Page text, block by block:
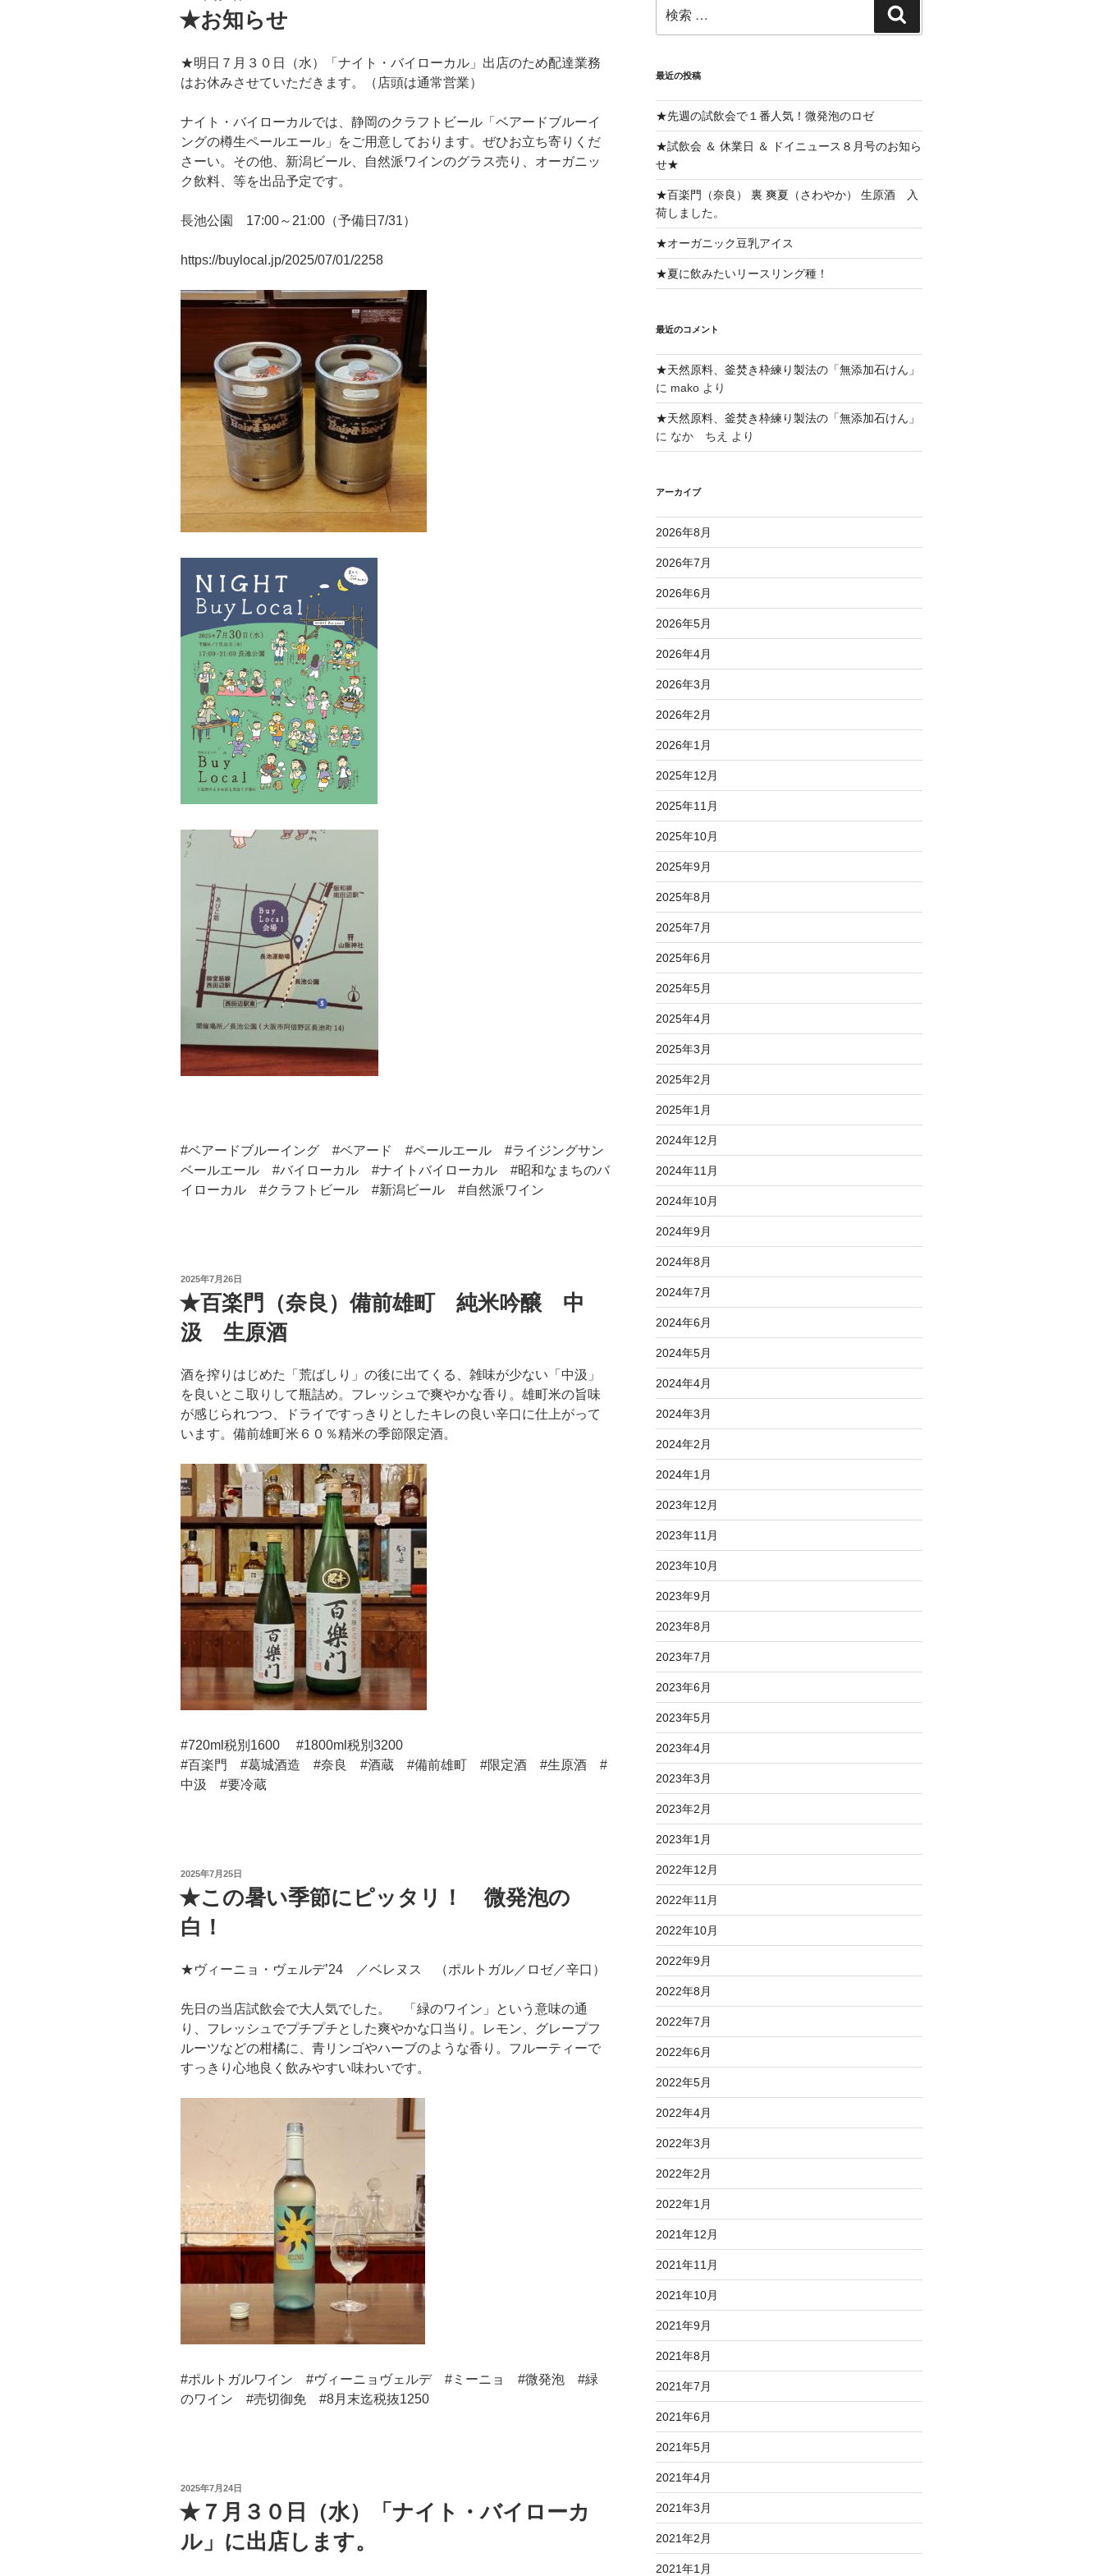
稿
日:
★お知らせ
★明日７月３０日（水）「ナイト・バイローカル」出店のため配達業務
はお休みさせていただきます。（店頭は通常営業）
ナイト・バイローカルでは、静岡のクラフトビール「ベアードブルーイ
ングの樽生ペールエール」をご用意しております。ぜひお立ち寄りくだ
さーい。その他、新潟ビール、自然派ワインのグラス売り、オーガニッ
ク飲料、等を出品予定です。
長池公園 17:00～21:00（予備日7/31）
https://buylocal.jp/2025/07/01/2258
#ベアードブルーイング #ベアード #ペールエール #ライジングサン
ベールエール #バイローカル #ナイトバイローカル #昭和なまちのバ
イローカル #クラフトビール #新潟ビール #自然派ワイン
投
稿
日:
2025年7月26日
★百楽門（奈良）備前雄町 純米吟醸 中
汲 生原酒
酒を搾りはじめた「荒ばしり」の後に出てくる、雑味が少ない「中汲」
を良いとこ取りして瓶詰め。フレッシュで爽やかな香り。雄町米の旨味
が感じられつつ、ドライですっきりとしたキレの良い辛口に仕上がって
います。備前雄町米６０％精米の季節限定酒。
#720ml税別1600 #1800ml税別3200
#百楽門 #葛城酒造 #奈良 #酒蔵 #備前雄町 #限定酒 #生原酒 #
中汲 #要冷蔵
投
稿
日:
2025年7月25日
★この暑い季節にピッタリ！ 微発泡の
白！
★ヴィーニョ・ヴェルデ’24 ／ベレヌス （ポルトガル／ロゼ／辛口）
先日の当店試飲会で大人気でした。 「緑のワイン」という意味の通
り、フレッシュでプチプチとした爽やかな口当り。レモン、グレープフ
ルーツなどの柑橘に、青リンゴやハーブのような香り。フルーティーで
すっきり心地良く飲みやすい味わいです。
#ポルトガルワイン #ヴィーニョヴェルデ #ミーニョ #微発泡 #緑
のワイン #売切御免 #8月末迄税抜1250
投
稿
日:
2025年7月24日
★７月３０日（水）「ナイト・バイローカ
ル」に出店します。
索:
索
最近の投稿
★先週の試飲会で１番人気！微発泡のロゼ
★試飲会 ＆ 休業日 ＆ ドイニュース８月号のお知ら
せ★
★百楽門（奈良） 裏 爽夏（さわやか） 生原酒 入
荷しました。
★オーガニック豆乳アイス
★夏に飲みたいリースリング種！
最近のコメント
★天然原料、釜焚き枠練り製法の「無添加石けん」
に makoより
★天然原料、釜焚き枠練り製法の「無添加石けん」
に なか ちえ より
アーカイブ
2026年8月
2026年7月
2026年6月
2026年5月
2026年4月
2026年3月
2026年2月
2026年1月
2025年12月
2025年11月
2025年10月
2025年9月
2025年8月
2025年7月
2025年6月
2025年5月
2025年4月
2025年3月
2025年2月
2025年1月
2024年12月
2024年11月
2024年10月
2024年9月
2024年8月
2024年7月
2024年6月
2024年5月
2024年4月
2024年3月
2024年2月
2024年1月
2023年12月
2023年11月
2023年10月
2023年9月
2023年8月
2023年7月
2023年6月
2023年5月
2023年4月
2023年3月
2023年2月
2023年1月
2022年12月
2022年11月
2022年10月
2022年9月
2022年8月
2022年7月
2022年6月
2022年5月
2022年4月
2022年3月
2022年2月
2022年1月
2021年12月
2021年11月
2021年10月
2021年9月
2021年8月
2021年7月
2021年6月
2021年5月
2021年4月
2021年3月
2021年2月
2021年1月